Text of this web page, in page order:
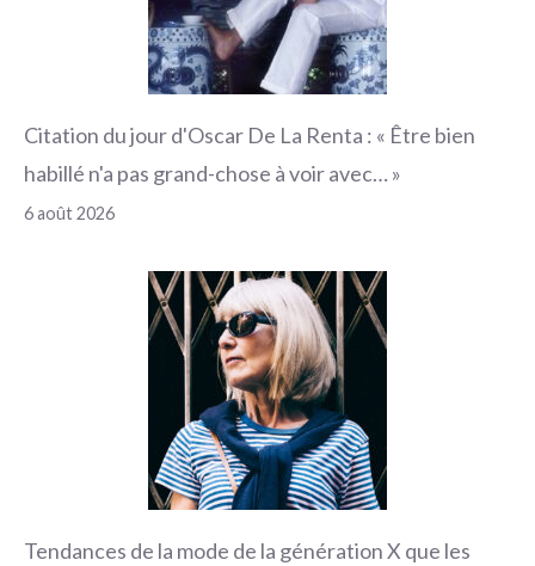
Citation du jour d'Oscar De La Renta : « Être bien
habillé n'a pas grand-chose à voir avec… »
6 août 2026
Tendances de la mode de la génération X que les